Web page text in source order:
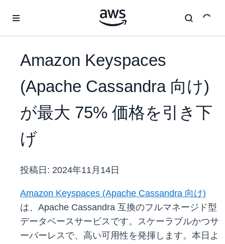
Amazon Keyspaces
(Apache Cassandra 向け)
が最大 75% 価格を引き下
げ
投稿日: 2024年11月14日
Amazon Keyspaces (Apache Cassandra 向け)
は、Apache Cassandra 互換のフルマネージド型
データベースサービスです。スケーラブルかつサ
ーバーレスで、高い可用性を発揮します。本日よ